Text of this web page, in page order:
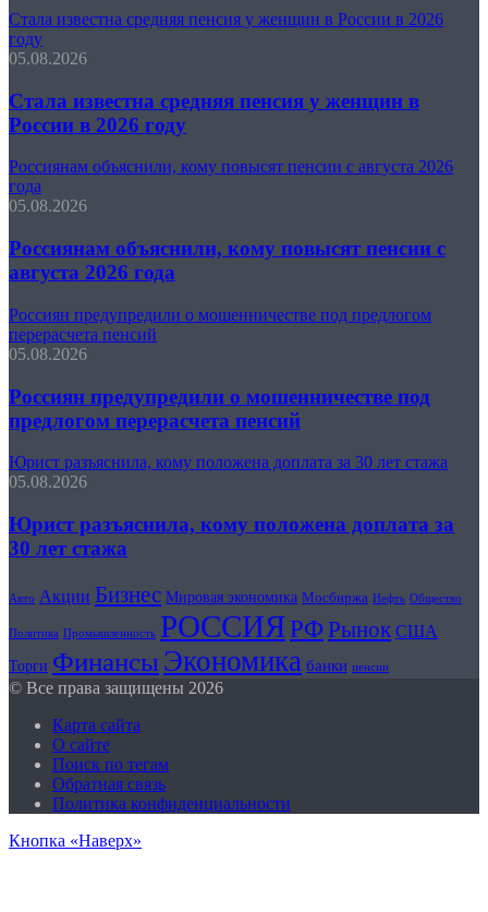
Стала известна средняя пенсия у женщин в России в 2026
году
05.08.2026
Стала известна средняя пенсия у женщин в
России в 2026 году
Россиянам объяснили, кому повысят пенсии с августа 2026
года
05.08.2026
Россиянам объяснили, кому повысят пенсии с
августа 2026 года
Россиян предупредили о мошенничестве под предлогом
перерасчета пенсий
05.08.2026
Россиян предупредили о мошенничестве под
предлогом перерасчета пенсий
Юрист разъяснила, кому положена доплата за 30 лет стажа
05.08.2026
Юрист разъяснила, кому положена доплата за
30 лет стажа
Авто Акции Бизнес Мировая экономика Мосбиржа Нефть Общество
Политика Промышленность РОССИЯРФРынок США
Торги Финансы Экономика банки пенсии
© Все права защищены 2026
Карта сайта
О сайте
Поиск по тегам
Обратная связь
Политика конфиденциальности
Кнопка «Наверх»